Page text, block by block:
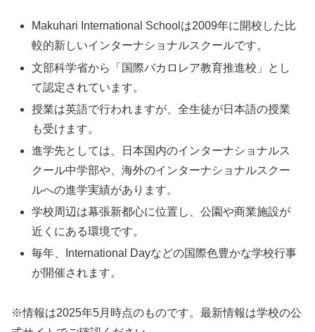
Makuhari International Schoolは2009年に開校した比
較的新しいインターナショナルスクールです。
文部科学省から「国際バカロレア教育推進校」とし
て認定されています。
授業は英語で行われますが、全生徒が日本語の授業
も受けます。
進学先としては、日本国内のインターナショナルス
クール中学部や、海外のインターナショナルスクー
ルへの進学実績があります。
学校周辺は幕張新都心に位置し、公園や商業施設が
近くにある環境です。
毎年、International Dayなどの国際色豊かな学校行事
が開催されます。
※情報は2025年5月時点のものです。最新情報は学校の公